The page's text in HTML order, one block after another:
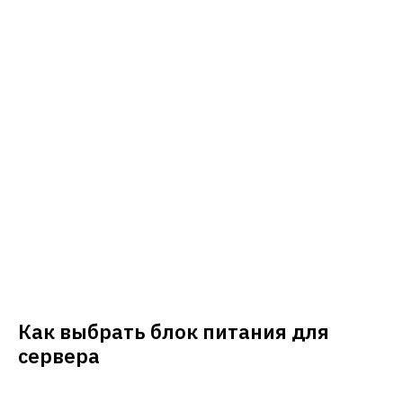
Как выбрать блок питания для
сервера